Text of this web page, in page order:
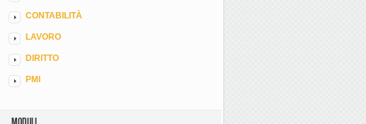
CONTABILITÀ
LAVORO
DIRITTO
PMI
MODULI